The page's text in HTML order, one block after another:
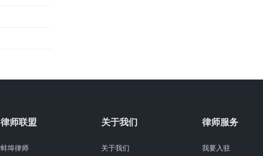
律师联盟
蚌埠律师
关于我们
关于我们
律师服务
我要入驻